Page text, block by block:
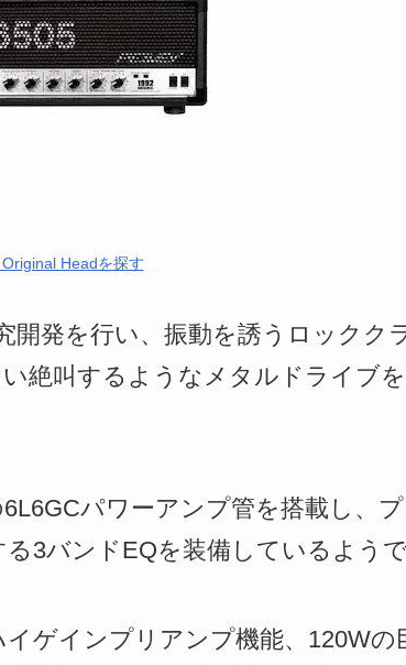
Headを探す
開発を行い、振動を誘うロックク
絶叫するようなメタルドライブ
パワーアンプ管を搭載し、
3バンドEQを装備しているようで
ゲインプリアンプ機能、120Wの